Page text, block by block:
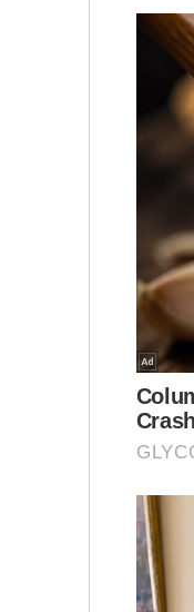
ujar